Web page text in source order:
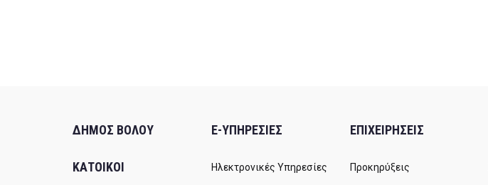
ΔΗΜΟΣ ΒΟΛΟΥ
ΚΑΤΟΙΚΟΙ
E-ΥΠΗΡΕΣΙΕΣ
Ηλεκτρονικές Υπηρεσίες
ΕΠΙΧΕΙΡΗΣΕΙΣ
Προκηρύξεις